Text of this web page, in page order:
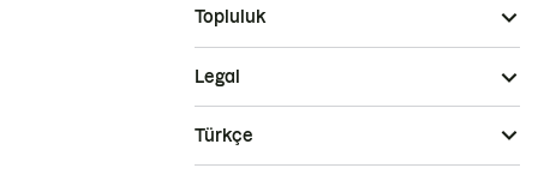
Topluluk
Legal
Türkçe